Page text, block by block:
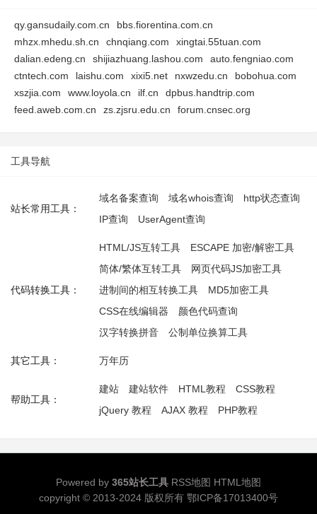
qy.gansudaily.com.cn
bbs.fiorentina.com.cn
mhzx.mhedu.sh.cn
chnqiang.com
xingtai.55tuan.com
dalian.edeng.cn
shijiazhuang.lashou.com
auto.fengniao.com
ctntech.com
laishu.com xixi5.net nxwzedu.cn
bobohua.com
xszjia.com
www.loyola.cn ilf.cn
dpbus.handtrip.com
feed.aweb.com.cn
zs.zjsru.edu.cn forum.cnsec.org
工具导航
站长常用工具：
域名备案查询 域名whois查询
http状态查询
IP查询
UserAgent查询
代码转换工具：
HTML/JS互转工具
ESCAPE 加密/解密工具
简体/繁体互转工具
网页代码JS加密工具
进制间的相互转换工具
MD5加密工具
CSS在线编辑器
颜色代码查询
汉字转换拼音
公制单位换算工具
其它工具： 万年历
帮助工具：
建站 建站软件 HTML教程
CSS教程
jQuery 教程
AJAX 教程 PHP教程
Powered by 365站长工具 RSS地图 HTML地图
copyright © 2013-2024 版权所有 鄂ICP备17013400号